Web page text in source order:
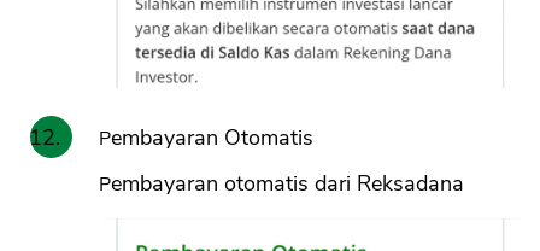
Pembayaran Otomatis
Pembayaran otomatis dari Reksadana